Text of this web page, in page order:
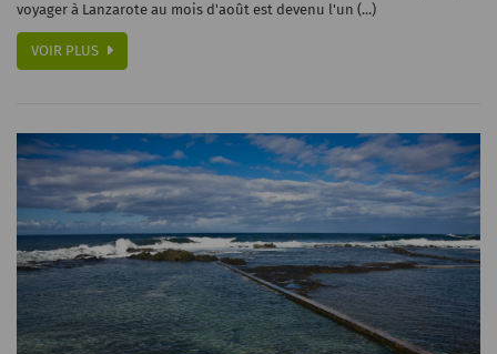
voyager à Lanzarote au mois d'août est devenu l'un (...)
VOIR PLUS